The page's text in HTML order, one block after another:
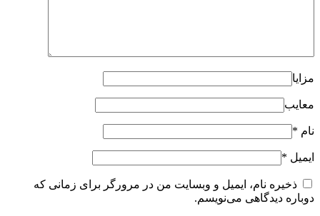
مزایا
معایب
نام *
ایمیل *
ذخیره نام، ایمیل و وبسایت من در مرورگر برای زمانی که
دوباره دیدگاهی می‌نویسم.